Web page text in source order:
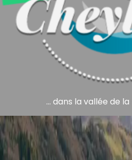
... dans la vallée de la